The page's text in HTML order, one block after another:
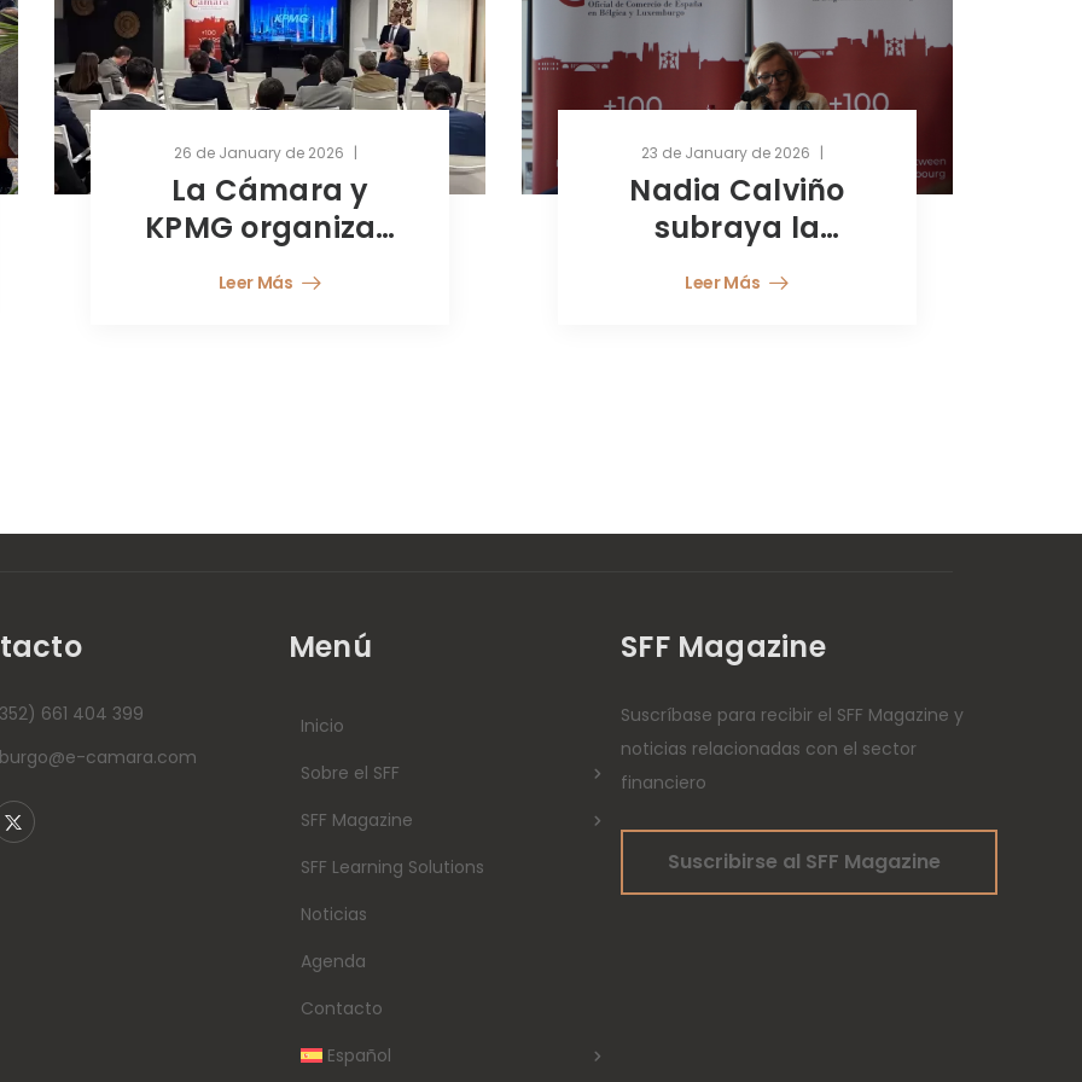
26 de January de 2026
La Cámara y
KPMG organizan
la conferencia
presencial en
KPMG–ABBL
Leer Más
23 de January de 2026
Nadia Calviño
subraya la
importancia de
invertir en
UE
Leer Más
661 404 399
camara.com
Menú
Inicio
Sobre el SFF
SFF Magazine
SFF Learning Solutions
Noticias
Agenda
Contacto
Español
SFF Magazine
Suscríbase para recibir el SFF Magazine y
noticias relacionadas con el sector
financiero
Suscribirse al SFF Magazine